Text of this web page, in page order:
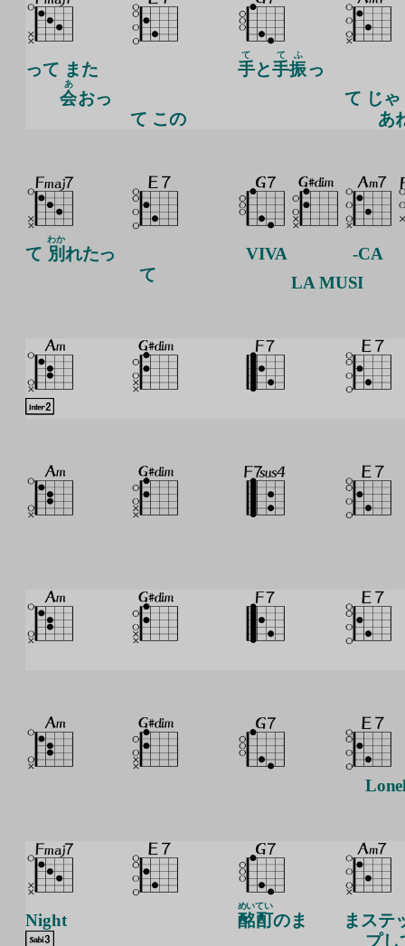
って また
会
あ
おっ
て この
手
て
と手
て
振
ふ
っ
て じゃ
あ
て 別
わか
れたっ
て
VIVA
LA MUSI
-CA
Night 酩
めい
酊
てい
のま
まステ
プし